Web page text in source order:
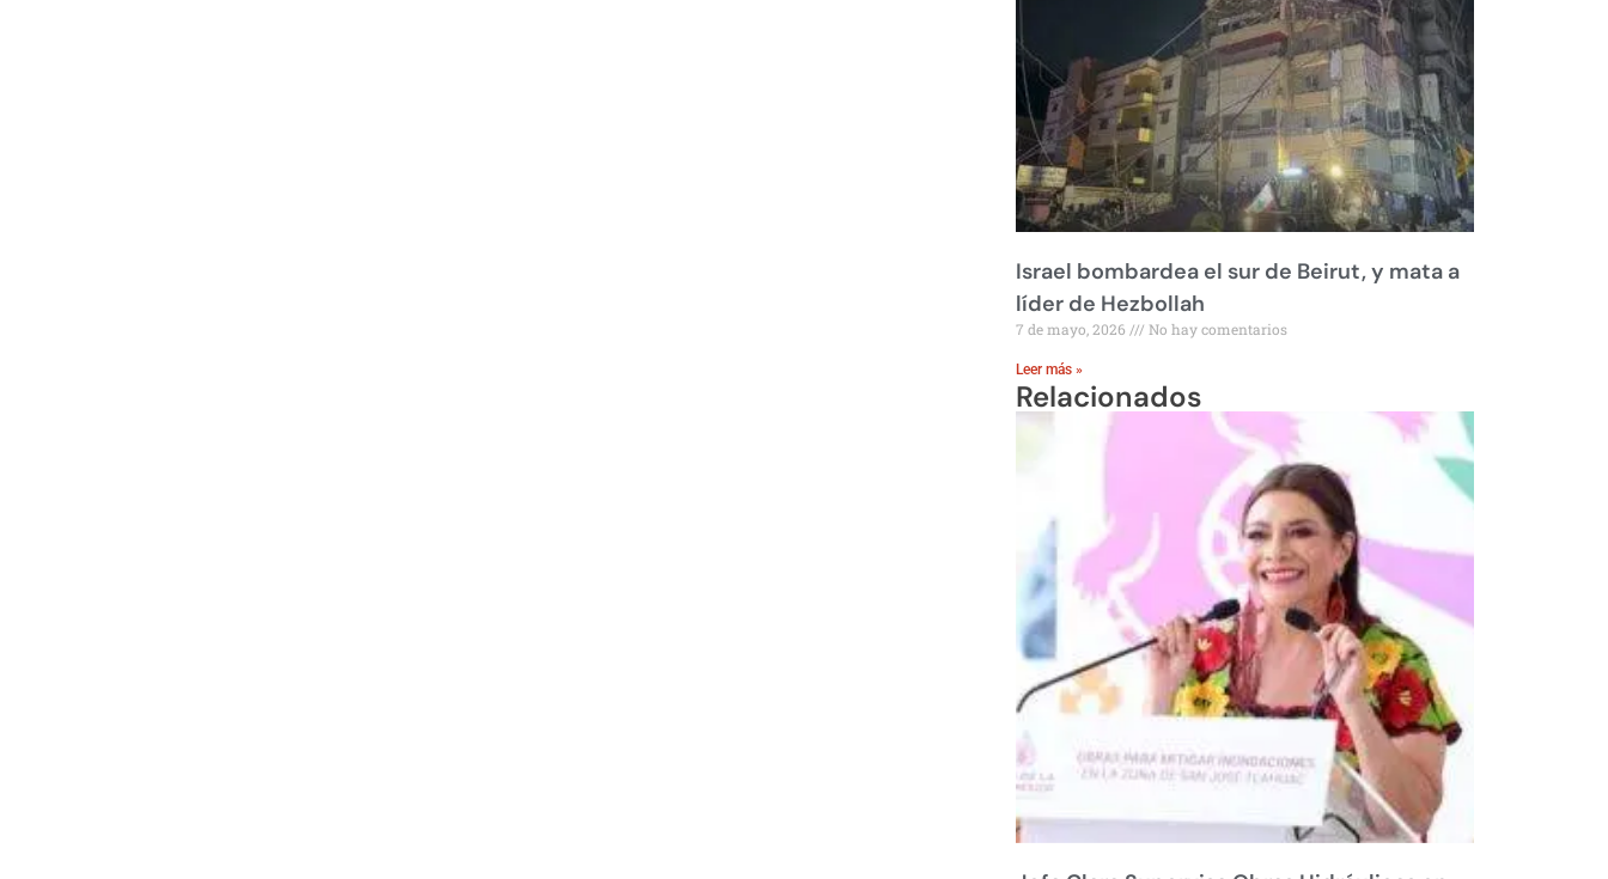
Israel bombardea el sur de Beirut, y mata a
líder de Hezbollah
7 de mayo, 2026 No hay comentarios
Leer más »
Relacionados